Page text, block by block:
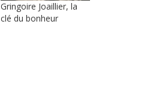
Gringoire Joaillier, la
clé du bonheur